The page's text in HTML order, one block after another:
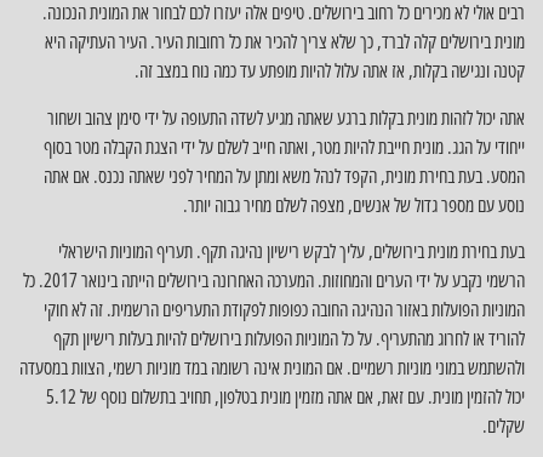
רבים אולי לא מכירים כל רחוב בירושלים. טיפים אלה יעזרו לכם לבחור את המונית הנכונה.
מונית בירושלים קלה לברד, כך שלא צריך להכיר את כל רחובות העיר. העיר העתיקה היא
קטנה ונגישה בקלות, אז אתה עלול להיות מופתע עד כמה נוח במצב זה.
אתה יכול לזהות מונית בקלות ברגע שאתה מגיע לשדה התעופה על ידי סימן צהוב ושחור
ייחודי על הגג. מונית חייבת להיות מטר, ואתה חייב לשלם על ידי הצגת הקבלה מטר בסוף
המסע. בעת בחירת מונית, הקפד לנהל משא ומתן על המחיר לפני שאתה נכנס. אם אתה
נוסע עם מספר גדול של אנשים, מצפה לשלם מחיר גבוה יותר.
בעת בחירת מונית בירושלים, עליך לבקש רישיון נהיגה תקף. תעריף המוניות הישראלי
הרשמי נקבע על ידי הערים והמחוזות. המערכה האחרונה בירושלים הייתה בינואר 2017. כל
המוניות הפועלות באזור הנהיגה החובה כפופות לפקודת התעריפים הרשמית. זה לא חוקי
להוריד או לחרוג מהתעריף. על כל המוניות הפועלות בירושלים להיות בעלות רישיון תקף
ולהשתמש במוני מוניות רשמיים. אם המונית אינה רשומה במד מוניות רשמי, הצוות במסעדה
יכול להזמין מונית. עם זאת, אם אתה מזמין מונית בטלפון, תחויב בתשלום נוסף של 5.12
שקלים.